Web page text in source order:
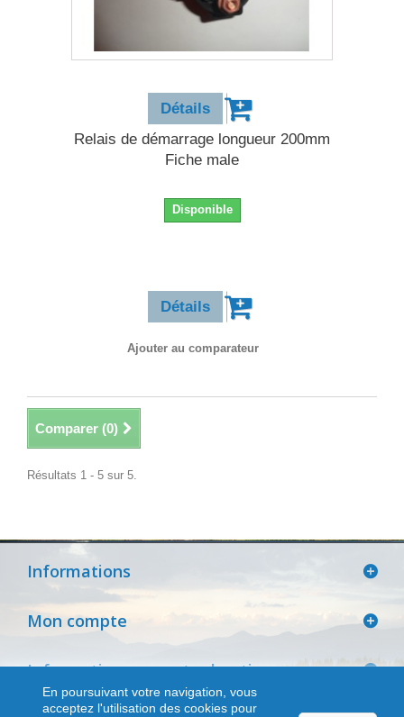
Détails
Relais de démarrage longueur 200mm
Fiche male
Disponible
Détails
Ajouter au comparateur
Comparer (0)
Résultats 1 - 5 sur 5.
Informations
Mon compte
Informations sur votre boutique
En poursuivant votre navigation, vous
acceptez l'utilisation des cookies pour